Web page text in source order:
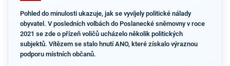
Pohled do minulosti ukazuje, jak se vyvíjely politické nálady
obyvatel. V posledních volbách do Poslanecké sněmovny v roce
2021 se zde o přízeň voličů ucházelo několik politických
subjektů. Vítězem se stalo hnutí ANO, které získalo výraznou
podporu místních občanů.